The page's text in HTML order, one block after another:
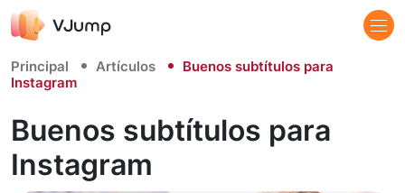
Principal Artículos
Buenos subtítulos para
Instagram
Buenos subtítulos para
Instagram